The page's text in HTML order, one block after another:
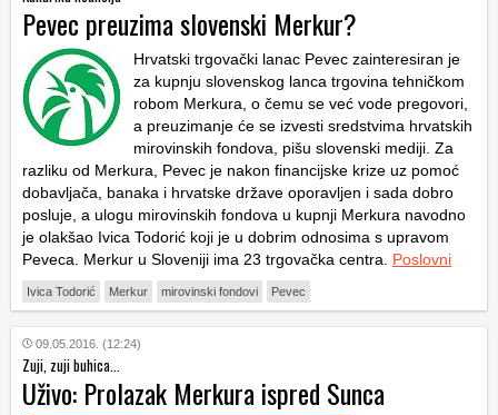
Pevec preuzima slovenski Merkur?
Hrvatski trgovački lanac Pevec zainteresiran je
za kupnju slovenskog lanca trgovina tehničkom
robom Merkura, o čemu se već vode pregovori,
a preuzimanje će se izvesti sredstvima hrvatskih
mirovinskih fondova, pišu slovenski mediji. Za
razliku od Merkura, Pevec je nakon financijske krize uz pomoć
dobavljača, banaka i hrvatske države oporavljen i sada dobro
posluje, a ulogu mirovinskih fondova u kupnji Merkura navodno
je olakšao Ivica Todorić koji je u dobrim odnosima s upravom
Peveca. Merkur u Sloveniji ima 23 trgovačka centra. Poslovni
Ivica Todorić Merkur mirovinski fondovi Pevec
09.05.2016. (12:24)
Zuji, zuji buhica...
Uživo: Prolazak Merkura ispred Sunca